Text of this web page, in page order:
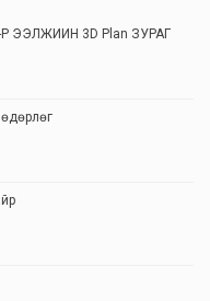
ЭЭЛЖИЙН 3D Plan ЗУРАГ